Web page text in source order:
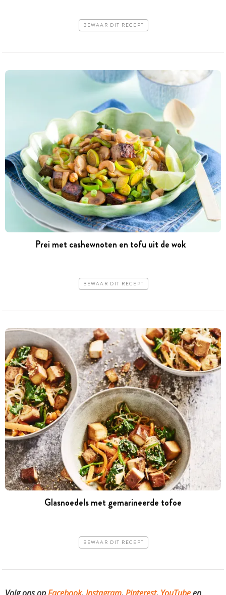
BEWAAR DIT RECEPT
Prei met cashewnoten en tofu uit de wok
BEWAAR DIT RECEPT
Glasnoedels met gemarineerde tofoe
BEWAAR DIT RECEPT